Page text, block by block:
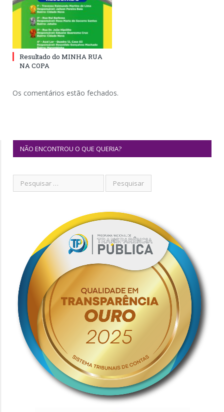
Resultado do MINHA RUA
NA COPA
Os comentários estão fechados.
NÃO ENCONTROU O QUE QUERIA?